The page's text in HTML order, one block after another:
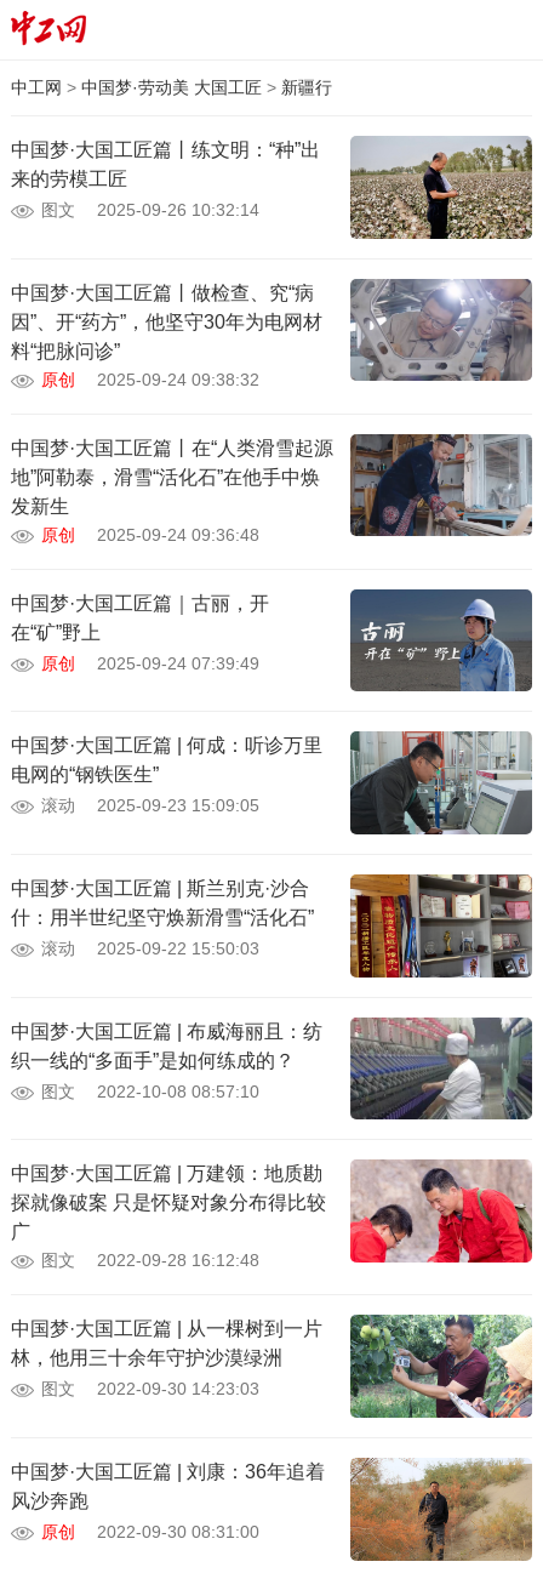
中工网 > 中国梦·劳动美 大国工匠> 新疆行
中国梦·大国工匠篇丨练文明：“种”出
来的劳模工匠
图文 2025-09-26 10:32:14
中国梦·大国工匠篇丨做检查、究“病
因”、开“药方”，他坚守30年为电网材
料“把脉问诊”
原创 2025-09-24 09:38:32
中国梦·大国工匠篇丨在“人类滑雪起源
地”阿勒泰，滑雪“活化石”在他手中焕
发新生
原创 2025-09-24 09:36:48
中国梦·大国工匠篇｜古丽，开
在“矿”野上
原创 2025-09-24 07:39:49
中国梦·大国工匠篇 | 何成：听诊万里
电网的“钢铁医生”
滚动 2025-09-23 15:09:05
中国梦·大国工匠篇 | 斯兰别克·沙合
什：用半世纪坚守焕新滑雪“活化石”
滚动 2025-09-22 15:50:03
中国梦·大国工匠篇 | 布威海丽且：纺
织一线的“多面手”是如何练成的？
图文 2022-10-08 08:57:10
中国梦·大国工匠篇 | 万建领：地质勘
探就像破案 只是怀疑对象分布得比较
广
图文 2022-09-28 16:12:48
中国梦·大国工匠篇 | 从一棵树到一片
林，他用三十余年守护沙漠绿洲
图文 2022-09-30 14:23:03
中国梦·大国工匠篇 | 刘康：36年追着
风沙奔跑
原创 2022-09-30 08:31:00